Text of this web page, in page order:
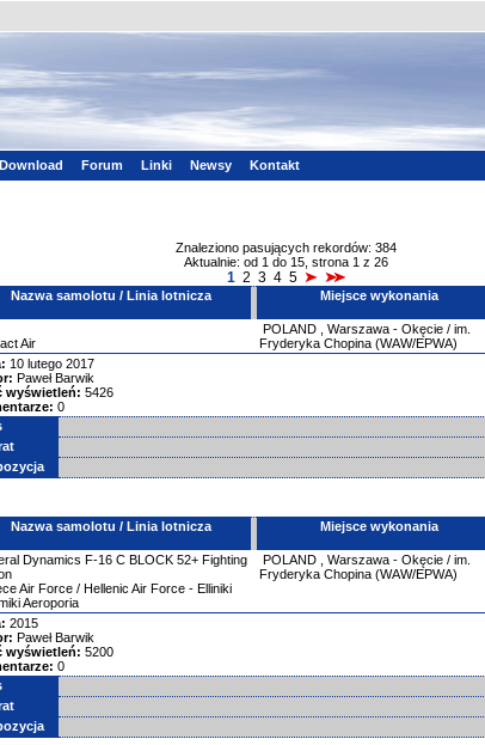
Download Forum Linki Newsy Kontakt
Znaleziono pasujących rekordów: 384
Aktualnie: od 1 do 15, strona 1 z 26
1 2 3 4 5
Nazwa samolotu / Linia lotnicza Miejsce wykonania
Air
POLAND
Warszawa - Okęcie / im.
Fryderyka Chopina (WAW/EPWA)
10 lutego 2017
Paweł Barwik
wyświetleń: 5426
0
Nazwa samolotu / Linia lotnicza Miejsce wykonania
Dynamics F-16 C BLOCK 52+ Fighting
Air Force / Hellenic Air Force - Elliniki
Aeroporia
POLAND
Warszawa - Okęcie / im.
Fryderyka Chopina (WAW/EPWA)
2015
Paweł Barwik
wyświetleń: 5200
0